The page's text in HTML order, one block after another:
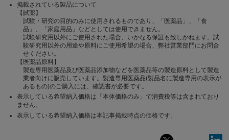
掲載されている製品について
【試薬】
試験・研究の目的のみに使用されるものであり、「医薬品」、「食
品」、「家庭用品」などとしては使用できません。
試験研究用以外にご使用された場合、いかなる保証も致しかねます。試
験研究用以外の用途や原料にご使用希望の場合、弊社営業部門にお問合
せください。
【医薬品原料】
製造専用医薬品及び医薬品添加物などを医薬品等の製造原料として製造
業者向けに販売しています。製造専用医薬品(製品名に製造専用の表示が
あるもの)のご購入には、確認書が必要です。
表示している希望納入価格は「本体価格のみ」で消費税等は含まれており
ません。
表示している希望納入価格は本記事掲載時点の価格です。